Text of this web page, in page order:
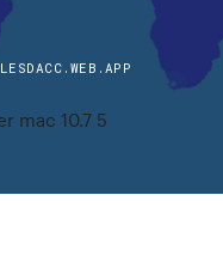
mac 10.7 5